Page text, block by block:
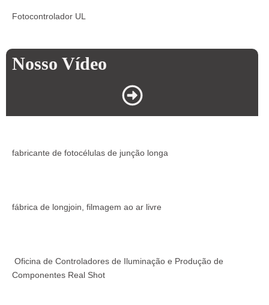
Fotocontrolador UL
Nosso Vídeo
fabricante de fotocélulas de junção longa
fábrica de longjoin, filmagem ao ar livre
Oficina de Controladores de Iluminação e Produção de
Componentes Real Shot